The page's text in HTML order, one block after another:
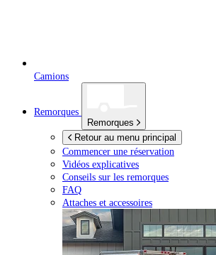
Camions
Remorques
Remorques
Retour au menu principal
Commencer une réservation
Vidéos explicatives
Conseils sur les remorques
FAQ
Attaches et accessoires